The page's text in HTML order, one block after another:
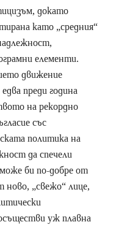
докато
като „средния“
елементи.
движение
преди година
на рекордно
със
политика на
да спечели
би по-добре от
ново, „свежо“ лице,
уж плавна